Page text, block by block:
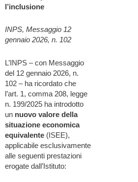
l’inclusione
INPS, Messaggio 12
gennaio 2026, n. 102
L’INPS – con Messaggio
del 12 gennaio 2026, n.
102 – ha ricordato che
l’art. 1, comma 208, legge
n. 199/2025 ha introdotto
un nuovo valore della
situazione economica
equivalente (ISEE),
applicabile esclusivamente
alle seguenti prestazioni
erogate dall’Istituto: